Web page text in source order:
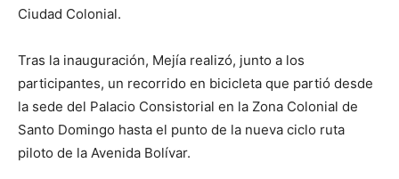
Ciudad Colonial.
Tras la inauguración, Mejía realizó, junto a los
participantes, un recorrido en bicicleta que partió desde
la sede del Palacio Consistorial en la Zona Colonial de
Santo Domingo hasta el punto de la nueva ciclo ruta
piloto de la Avenida Bolívar.